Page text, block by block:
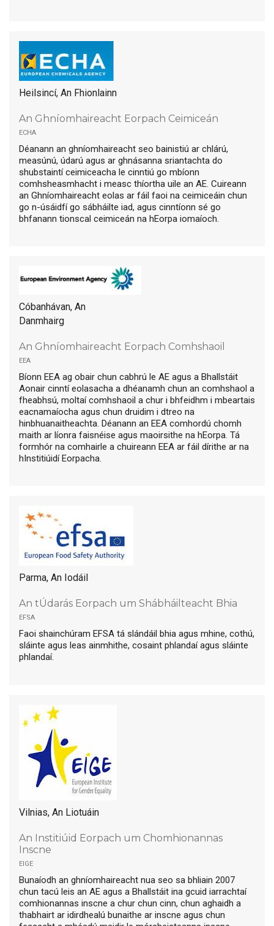
Heilsincí, An Fhionlainn
An Ghníomhaireacht Eorpach Ceimiceán
echa
Déanann an ghníomhaireacht seo bainistiú ar chlárú,
measúnú, údarú agus ar ghnásanna sriantachta do
shubstaintí ceimiceacha le cinntiú go mbíonn
comhsheasmhacht i measc thíortha uile an AE. Cuireann
an Ghníomhaireacht eolas ar fáil faoi na ceimiceáin chun
go n-úsáidfí go sábháilte iad, agus cinntíonn sé go
bhfanann tionscal ceimiceán na hEorpa iomaíoch.
Cóbanhávan, An
Danmhairg
An Ghníomhaireacht Eorpach Comhshaoil
eea
Bíonn EEA ag obair chun cabhrú le AE agus a Bhallstáit
Aonair cinntí eolasacha a dhéanamh chun an comhshaol a
fheabhsú, moltaí comhshaoil a chur i bhfeidhm i mbeartais
eacnamaíocha agus chun druidim i dtreo na
hinbhuanaitheachta. Déanann an EEA comhordú chomh
maith ar líonra faisnéise agus maoirsithe na hEorpa. Tá
formhór na comhairle a chuireann EEA ar fáil dírithe ar na
hInstitiúidí Eorpacha.
Parma, An Iodáil
An tÚdarás Eorpach um Shábháilteacht Bhia
efsa
Faoi shainchúram EFSA tá slándáil bhia agus mhine, cothú,
sláinte agus leas ainmhithe, cosaint phlandaí agus sláinte
phlandaí.
Vilnias, An Liotuáin
An Institiúid Eorpach um Chomhionannas
Inscne
eige
Bunaíodh an ghníomhaireacht nua seo sa bhliain 2007
chun tacú leis an AE agus a Bhallstáit ina gcuid iarrachtaí
comhionannas inscne a chur chun cinn, chun aghaidh a
thabhairt ar idirdhealú bunaithe ar inscne agus chun